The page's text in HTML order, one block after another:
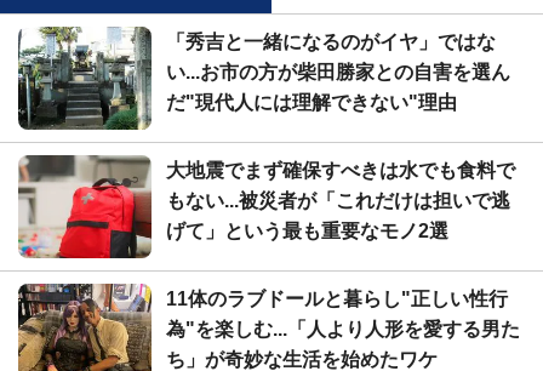
「秀吉と一緒になるのがイヤ」ではな
い...お市の方が柴田勝家との自害を選ん
だ"現代人には理解できない"理由
大地震でまず確保すべきは水でも食料で
もない...被災者が「これだけは担いで逃
げて」という最も重要なモノ2選
11体のラブドールと暮らし"正しい性行
為"を楽しむ...「人より人形を愛する男た
ち」が奇妙な生活を始めたワケ